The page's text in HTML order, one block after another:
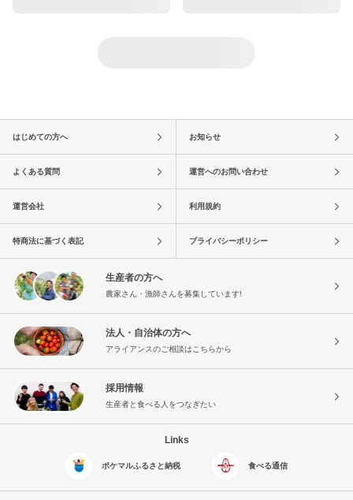
はじめての方へ お知らせ
よくある質問 運営へのお問い合わせ
運営会社 利用規約
特商法に基づく表記 プライバシーポリシー
生産者の方へ
農家さん・漁師さんを募集しています!
法人・自治体の方へ
アライアンスのご相談はこちらから
採用情報
生産者と食べる人をつなぎたい
Links
ポケマルふるさと納税 食べる通信